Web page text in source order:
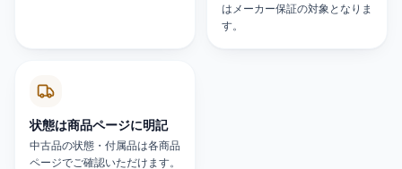
はメーカー保証の対象となりま
す。
状態は商品ページに明記
中古品の状態・付属品は各商品
ページでご確認いただけます。